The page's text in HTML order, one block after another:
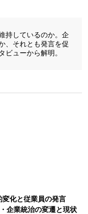
持しているのか。企
、それとも発言を促
ビューから解明。
化と従業員の発言
企業統治の変遷と現状